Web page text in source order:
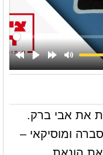
את אבי ברק.
ומוסיקאי –
הונאת